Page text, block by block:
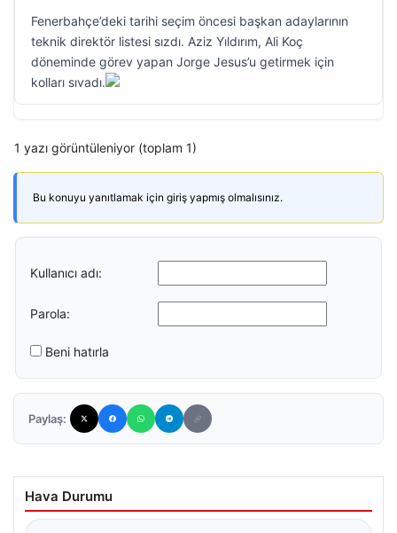
Fenerbahçe’deki tarihi seçim öncesi başkan adaylarının
teknik direktör listesi sızdı. Aziz Yıldırım, Ali Koç
döneminde görev yapan Jorge Jesus’u getirmek için
kolları sıvadı.
1 yazı görüntüleniyor (toplam 1)
Bu konuyu yanıtlamak için giriş yapmış olmalısınız.
Kullanıcı adı:
Parola:
Beni hatırla
Paylaş:
Hava Durumu